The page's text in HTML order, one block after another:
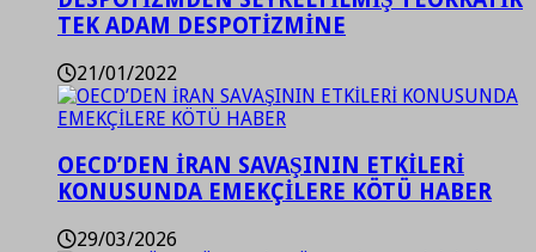
TEK ADAM DESPOTİZMİNE
21/01/2022
OECD’DEN İRAN SAVAŞININ ETKİLERİ
KONUSUNDA EMEKÇİLERE KÖTÜ HABER
29/03/2026